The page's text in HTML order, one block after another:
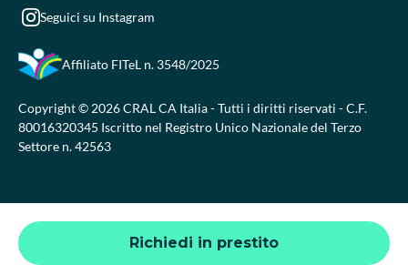
Richiedi in prestito
Seguici su Instagram
Affiliato FITeL n. 3548/2025
Copyright © 2026 CRAL CA Italia - Tutti i diritti riservati - C.F.
80016320345 Iscritto nel Registro Unico Nazionale del Terzo
Settore n. 42563